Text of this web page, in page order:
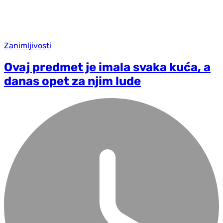
Zanimljivosti
Ovaj predmet je imala svaka kuća, a
danas opet za njim lude